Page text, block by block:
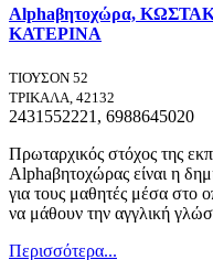
Alphaβητοχώρα,
ΚΑΤΕΡΙΝΑ
ΤΙΟΥΣΟΝ 52
ΤΡΙΚΑΛΑ, 42132
2431552221, 6988645020
Πρωταρχικός στόχος της
Alphaβητοχώρας είναι η
για τους μαθητές μέσα στο
να μάθουν την αγγλική
Περισσότερα...